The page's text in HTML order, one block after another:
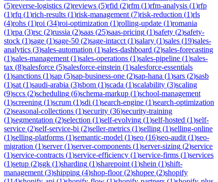
(5)reverse-logistics (2)reviews (5)rfid (2)rfm (1)rfm-analysis (1)rfp
(1)rfq (1)rich-results (1)risk-management (7)risk-reduction (1)rls
(4)rohs (1)roi (34)roi-optimization (1)rolling-update (1)romania
(1)rpa (3)rsc (2)russia (2)saas (25)saas-pricing (1)safety (2)safety-
stock (1)sage (1)sage-50 (2)sage-intacct (1)salary (1)sales (19)sales-
analytics (3)sales-automation (1)sales-dashboard (2)sales-forecasting
(1)sales-management (1)sales-operations (1)sales-pipeline (1)sales-
tax (8)salesforce (5)salesforce-einstein (1)salesforce-essentials
(1)sanctions (1)sap (5)sap-business-one (2)sap-hana (1)sars (2)sasb
(1)sat (1)saudi-arabia (3)sbom (1)scada (1)scalability (3)scaling
(9)sccs (2)scheduling (6)schema-markup (1)school-management
(1)screening (1)scrum (1)sdi (1)search-engine (1)search-optimization
(2)seasonal-collections (1)security (36)security-training
(1)segmentation (2)selection (1)self-evolving (1)self-hosted (1)self-
service (2)self-service-bi (2)seller-metrics (1)selling (1)selling-online
(1)selling-platforms (1)semantic-model (1)seo (16)seo-audit (1)seo-
migration (1)server(1)server-components (1)server-sizing (2)service
(1)service-contracts (1)service-efficiency (1)service-firms (1)services
(1)setup (2)sgk (1)sharding (1)sharepoint (1)shein (1)shift-
management (3)shipping (4)shop-floor(2)shopee (2)shopify